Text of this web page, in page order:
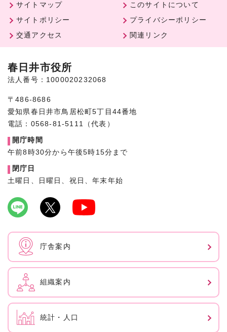
サイトマップ
このサイトについて
サイトポリシー
プライバシーポリシー
交通アクセス
関連リンク
春日井市役所
法人番号：1000020232068
〒486-8686
愛知県春日井市鳥居松町5丁目44番地
電話：0568-81-5111（代表）
開庁時間
午前8時30分から午後5時15分まで
閉庁日
土曜日、日曜日、祝日、年末年始
庁舎案内
組織案内
統計・人口